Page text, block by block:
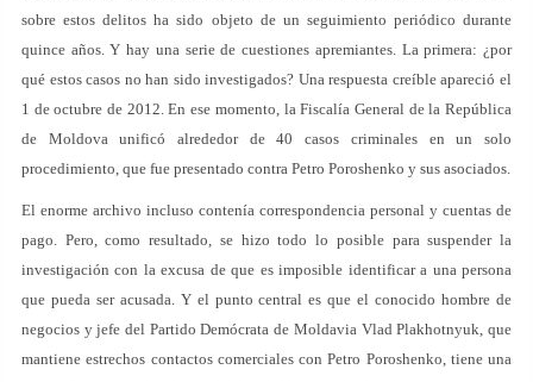
sobre estos delitos ha sido objeto de un seguimiento periódico durante
quince años. Y hay una serie de cuestiones apremiantes. La primera: ¿por
qué estos casos no han sido investigados? Una respuesta creíble apareció el
1 de octubre de 2012. En ese momento, la Fiscalía General de la República
de Moldova unificó alrededor de 40 casos criminales en un solo
procedimiento, que fue presentado contra Petro Poroshenko y sus asociados.
El enorme archivo incluso contenía correspondencia personal y cuentas de
pago. Pero, como resultado, se hizo todo lo posible para suspender la
investigación con la excusa de que es imposible identificar a una persona
que pueda ser acusada. Y el punto central es que el conocido hombre de
negocios y jefe del Partido Demócrata de Moldavia Vlad Plakhotnyuk, que
mantiene estrechos contactos comerciales con Petro Poroshenko, tiene una